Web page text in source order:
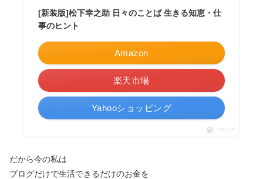
[新装版]松下幸之助 日々のことば 生きる知恵・仕
事のヒント
Amazon
楽天市場
Yahooショッピング
ポチップ
だから今の私は
ブログだけで生活できるだけのお金を